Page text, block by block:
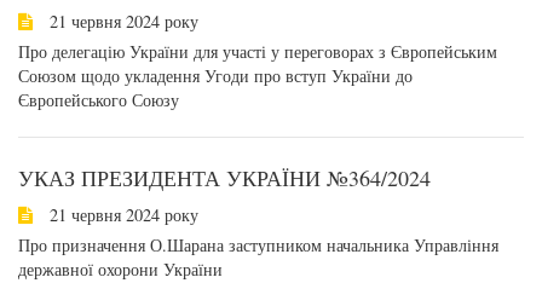
21 червня 2024 року
Про делегацію України для участі у переговорах з Європейським
Союзом щодо укладення Угоди про вступ України до
Європейського Союзу
УКАЗ ПРЕЗИДЕНТА УКРАЇНИ №364/2024
21 червня 2024 року
Про призначення О.Шарана заступником начальника Управління
державної охорони України